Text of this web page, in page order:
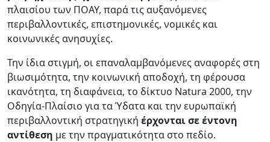
πλαισίου των ΠΟΑΥ, παρά τις αυξανόμενες
περιβαλλοντικές, επιστημονικές, νομικές και
κοινωνικές ανησυχίες.
Την ίδια στιγμή, οι επαναλαμβανόμενες αναφορές στη
βιωσιμότητα, την κοινωνική αποδοχή, τη φέρουσα
ικανότητα, τη διαφάνεια, το δίκτυο Natura 2000, την
Οδηγία-Πλαίσιο για τα Ύδατα και την ευρωπαϊκή
περιβαλλοντική στρατηγική έρχονται σε έντονη
αντίθεση με την πραγματικότητα στο πεδίο.